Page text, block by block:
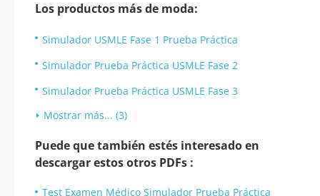
Los productos más de moda:
Simulador USMLE Fase 1 Prueba Práctica
Simulador Prueba Práctica USMLE Fase 2
Simulador Prueba Práctica USMLE Fase 3
Mostrar más... (3)
Puede que también estés interesado en
descargar estos otros PDFs :
Test Examen Médico Simulador Prueba Práctica